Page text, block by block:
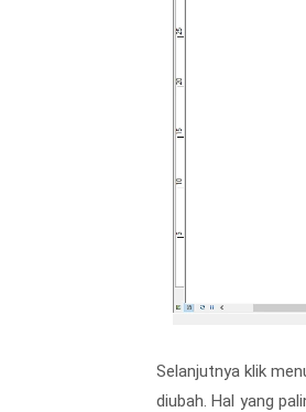
Selanjutnya klik
diubah. Hal yang